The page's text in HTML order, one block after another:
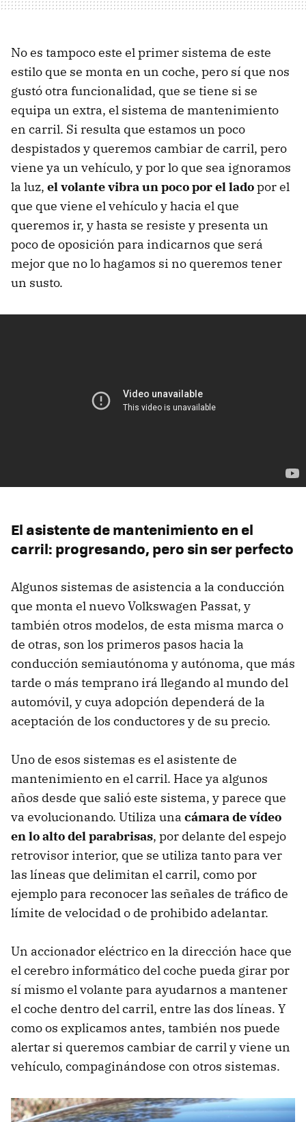
No es tampoco este el primer sistema de este
estilo que se monta en un coche, pero sí que nos
gustó otra funcionalidad, que se tiene si se
equipa un extra, el sistema de mantenimiento
en carril. Si resulta que estamos un poco
despistados y queremos cambiar de carril, pero
viene ya un vehículo, y por lo que sea ignoramos
la luz, el volante vibra un poco por el ladopor el
que que viene el vehículo y hacia el que
queremos ir, y hasta se resiste y presenta un
poco de oposición para indicarnos que será
mejor que no lo hagamos si no queremos tener
un susto.
El asistente de mantenimiento en el
carril: progresando, pero sin ser perfecto
Algunos sistemas de asistencia a la conducción
que monta el nuevo Volkswagen Passat, y
también otros modelos, de esta misma marca o
de otras, son los primeros pasos hacia la
conducción semiautónoma y autónoma, que más
tarde o más temprano irá llegando al mundo del
automóvil, y cuya adopción dependerá de la
aceptación de los conductores y de su precio.
Uno de esos sistemas es el asistente de
mantenimiento en el carril. Hace ya algunos
años desde que salió este sistema, y parece que
va evolucionando. Utiliza una cámara de vídeo
en lo alto del parabrisas, por delante del espejo
retrovisor interior, que se utiliza tanto para ver
las líneas que delimitan el carril, como por
ejemplo para reconocer las señales de tráfico de
límite de velocidad o de prohibido adelantar.
Un accionador eléctrico en la dirección hace que
el cerebro informático del coche pueda girar por
sí mismo el volante para ayudarnos a mantener
el coche dentro del carril, entre las dos líneas. Y
como os explicamos antes, también nos puede
alertar si queremos cambiar de carril y viene un
vehículo, compaginándose con otros sistemas.